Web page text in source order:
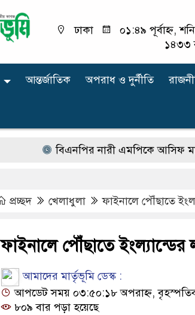
ঢাকা
০১:৪৯ পূর্বাহ্ন,
১৪৩৩
আন্তর্জাতিক অপরাধ ‍ও দুর্নীতি
বিএনপির নারী এমপিকে আসিফ
প্রচ্ছদ খেলাধুলা ফাইনালে পৌঁছাতে
ফাইনালে পৌঁছাতে ইংল্যান্ডের
আমাদের মার্তৃভূমি ডেস্ক :
আপডেট সময় ০৩:৫০:১৮ অপরাহ্ন,
৮০৯ বার পড়া হয়েছে